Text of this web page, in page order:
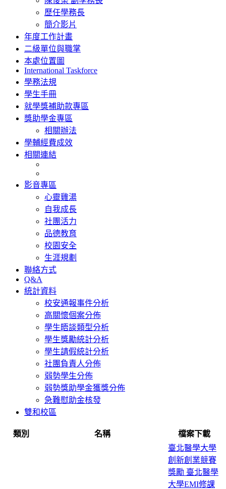
歷任學務長
簡介影片
年度工作計畫
二級單位與職掌
本處位置圖
International Taskforce
學務法規
學生手冊
就學獎補助款專區
獎助學金專區
相關辦法
學輔經費成效
相關連結
影音專區
心靈雞湯
自我成長
社團活力
品德教育
校園安全
生涯規劃
聯絡方式
Q&A
統計資料
校安通報事件分析
高關懷個案分佈
學生晤談類型分析
學生獎勵統計分析
學生請假統計分析
社團負責人分佈
弱勢學生分佈
弱勢獎助學金獲獎分佈
急難慰助金核發
雙和校區
類別 名稱 檔案下載
臺北醫學大學
創新創業競賽
獎勵 臺北醫學
大學EMI修課